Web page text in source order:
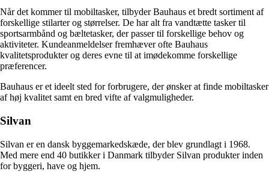
Når det kommer til mobiltasker, tilbyder Bauhaus et bredt sortiment af
forskellige stilarter og størrelser. De har alt fra vandtætte tasker til
sportsarmbånd og bæltetasker, der passer til forskellige behov og
aktiviteter. Kundeanmeldelser fremhæver ofte Bauhaus
kvalitetsprodukter og deres evne til at imødekomme forskellige
præferencer.
Bauhaus er et ideelt sted for forbrugere, der ønsker at finde mobiltasker
af høj kvalitet samt en bred vifte af valgmuligheder.
Silvan
Silvan er en dansk byggemarkedskæde, der blev grundlagt i 1968.
Med mere end 40 butikker i Danmark tilbyder Silvan produkter inden
for byggeri, have og hjem.